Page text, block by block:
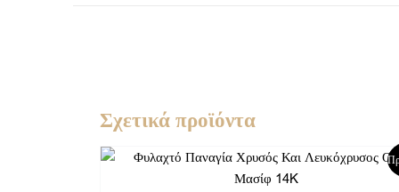
Σχετικά προϊόντα
Original
price
was:
Η
τρέχουσα